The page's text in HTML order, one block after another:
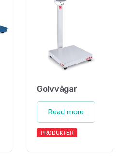
Golvvågar
Read more
PRODUKTER